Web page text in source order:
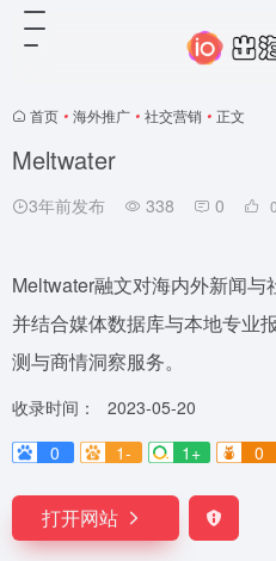
首页 • 海外推广 • 社交营销 • 正文
Meltwater
3年前发布 338 0 0
Meltwater融文对海内外新闻与
并结合媒体数据库与本地专业
测与商情洞察服务。
收录时间：
2023-05-20
0
1- 1+ 0
打开网站